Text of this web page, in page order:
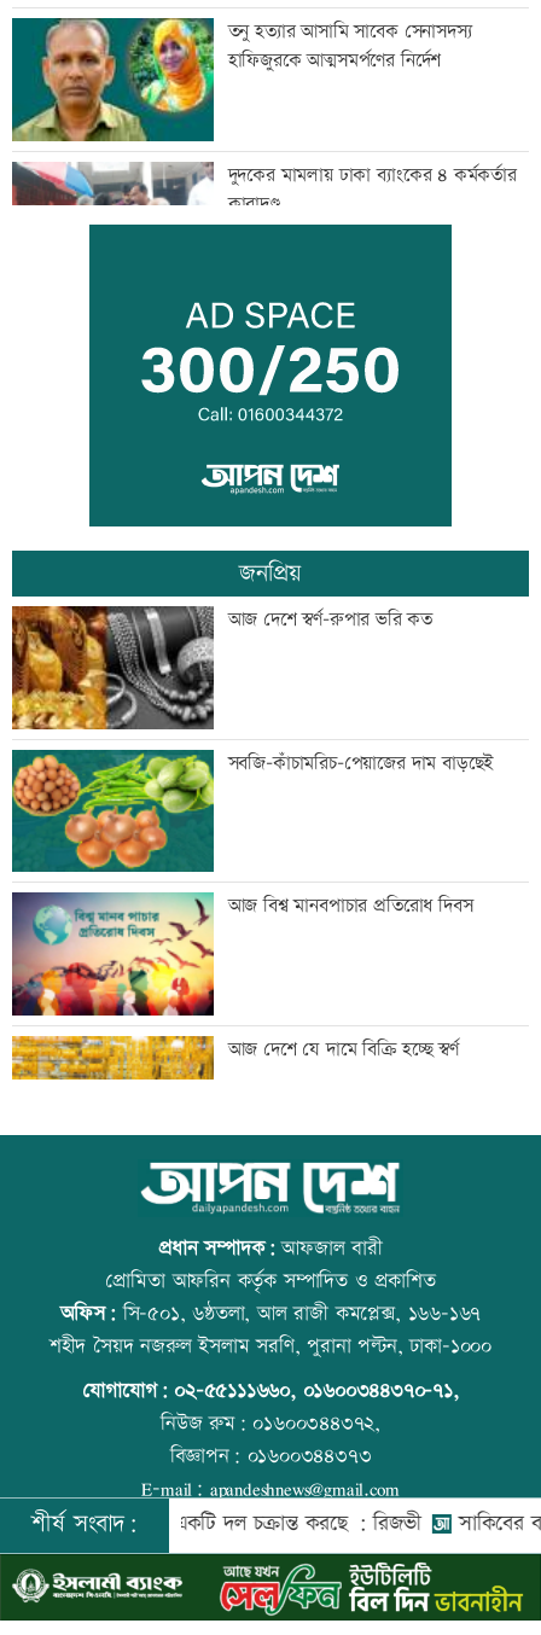
তনু হত্যার আসামি সাবেক সেনাসদস্য
হাফিজুরকে আত্মসমর্পণের নির্দেশ
দুদকের মামলায় ঢাকা ব্যাংকের ৪ কর্মকর্তার
কারাদণ্ড
জিয়াউর রহমান দেশে প্রথম সবুজ বিপ্লবের
ডাক দিয়েছিলেন: পরিবেশমন্ত্রী
প্রথম শ্রেণিতে ভর্তি লটারিতে
মেঘনার ভাঙনরোধে জিও ব্যাগ প্রকল্পে
অনিয়ম, এলাকাবাসীর মানববন্ধন
বাংলাদেশি পাঁচ হাজার কৃষি শ্রমিক নেবে
ওমান
স্বর্ণ খাতকে আনুষ্ঠানিক কাঠামোয় আনছে
সরকার, মতামত চাইল মন্ত্রণালয়
গবেষণা-দক্ষতা উন্নয়নে বাংলাদেশ-অস্ট্রেলিয়ার
নতুন উদ্যোগ
বিমানবন্দরে বাড়ছে নিরাপত্তা, বসছে অ্যান্টি-
ড্রোন সিস্টেম
প্রশিক্ষণার্থীদের সনদ দিলো কালীগঞ্জ
পৌরসভা
শেখ হাসিনার কক্ষে ঝুলছে শহীদদের
রক্তামাখা জামা
শিশু হত্যায় দুই কিশোরের কারাদন্ড, পাবজি-
জনপ্রিয়
আজ দেশে স্বর্ণ-রুপার ভরি কত
সবজি-কাঁচামরিচ-পেয়াজের দাম বাড়ছেই
আজ বিশ্ব মানবপাচার প্রতিরোধ দিবস
আজ দেশে যে দামে বিক্রি হচ্ছে স্বর্ণ
আজ বিশ্ব বন্ধু দিবস
প্রতিমন্ত্রীকে ঘিরে ভাইরাল ভিডিওতে ছবি
জুড়ে অপপ্রচার: এলিন
বিশ্ব মাতৃদুগ্ধ দিবস আজ
আজ স্বর্ণ-রুপা যে দামে বিক্রি হচ্ছে
প্রধান সম্পাদক:আফজাল বারী
প্রোমিতা আফরিন কর্তৃক সম্পাদিত ও প্রকাশিত
অফিস:সি-৫০১, ৬ষ্ঠতলা, আল রাজী কমপ্লেক্স, ১৬৬-১৬৭
শহীদ সৈয়দ নজরুল ইসলাম সরণি, পুরানা পল্টন, ঢাকা-১০০০
যোগাযোগ: ০২-৫৫১১১৬৬০, ০১৬০০৩৪৪৩৭০-৭১,
নিউজ রুম:০১৬০০৩৪৪৩৭২,
বিজ্ঞাপন: ০১৬০০৩৪৪৩৭৩
E-mail: apandeshnews@gmail.com
©২০২৬ |আপন দেশ ডটকমকর্তৃক সর্বসত্ব ® সংরক্ষিত | উন্নয়নে
ইমিথমেকারস.কম
শীর্ষ সংবাদ:
বিরুদ্ধে একটি দল চক্রান্ত করছে : রিজভী সাকিবের বাড়িতে